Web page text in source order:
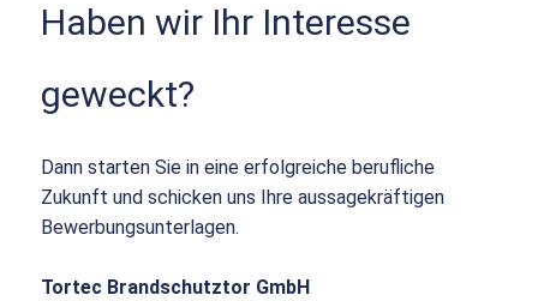
Haben wir Ihr Interesse
geweckt?
Dann starten Sie in eine erfolgreiche berufliche
Zukunft und schicken uns Ihre aussagekräftigen
Bewerbungsunterlagen.
Tortec Brandschutztor GmbH